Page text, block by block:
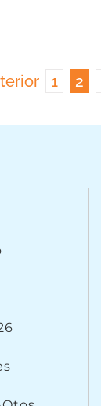
1 2